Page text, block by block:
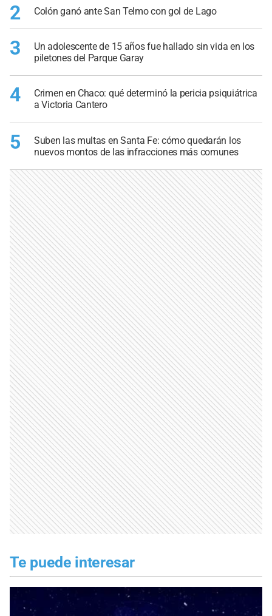
2 Colón ganó ante San Telmo con gol de Lago
3
Un adolescente de 15 años fue hallado sin vida en los
piletones del Parque Garay
4
Crimen en Chaco: qué determinó la pericia psiquiátrica
a Victoria Cantero
5
Suben las multas en Santa Fe: cómo quedarán los
nuevos montos de las infracciones más comunes
Te puede interesar